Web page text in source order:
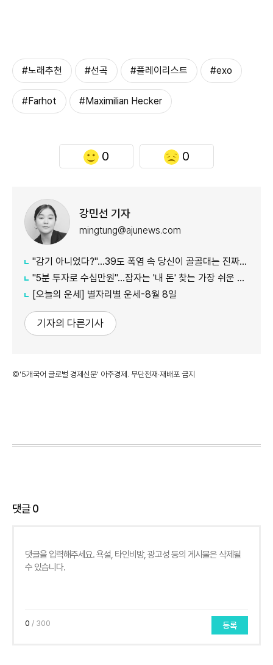
#노래추천 #선곡 #플레이리스트 #exo
#Farhot #Maximilian Hecker
0 0
강민선 기자
mingtung@ajunews.com
"감기 아니었다?"…39도 폭염 속 당신이 골골대는 진짜 이유
"5분 투자로 수십만원"…잠자는 '내 돈' 찾는 가장 쉬운 방법
[오늘의 운세] 별자리별 운세-8월 8일
기자의 다른기사
©'5개국어 글로벌 경제신문' 아주경제. 무단전재·재배포 금지
댓글0
0 / 300 등록